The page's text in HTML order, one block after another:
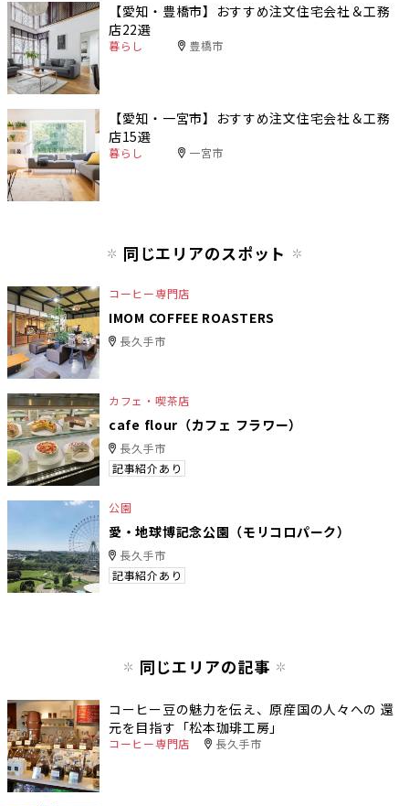
【愛知・豊橋市】おすすめ注文住宅会社＆工務
店22選
暮らし 豊橋市
【愛知・一宮市】おすすめ注文住宅会社＆工務
店15選
暮らし 一宮市
同じエリアのスポット
コーヒー専門店
IMOM COFFEE ROASTERS
長久手市
カフェ・喫茶店
cafe flour（カフェ フラワー）
長久手市
記事紹介あり
公園
愛・地球博記念公園（モリコロパーク）
長久手市
記事紹介あり
同じエリアの記事
コーヒー豆の魅力を伝え、原産国の人々への 還
元を目指す「松本珈琲工房」
コーヒー専門店 長久手市